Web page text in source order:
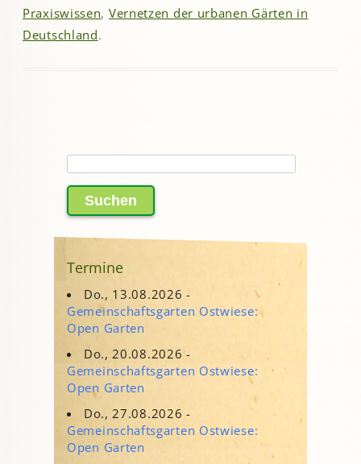
Praxiswissen, Vernetzen der urbanen Gärten in
Deutschland.
nach:
Termine
Do., 13.08.2026 -
Gemeinschaftsgarten Ostwiese:
Open Garten
Do., 20.08.2026 -
Gemeinschaftsgarten Ostwiese:
Open Garten
Do., 27.08.2026 -
Gemeinschaftsgarten Ostwiese:
Open Garten